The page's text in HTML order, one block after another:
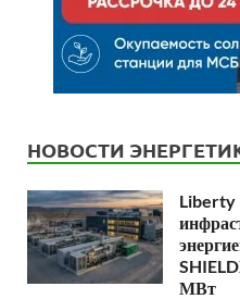
НОВОСТИ
Liberty
МВт